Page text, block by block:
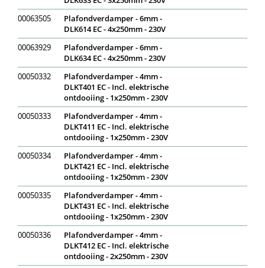
00063505
Plafondverdamper - 6mm -
DLK614 EC - 4x250mm - 230V
00063929
Plafondverdamper - 6mm -
DLK634 EC - 4x250mm - 230V
00050332
Plafondverdamper - 4mm -
DLKT401 EC - Incl. elektrische
ontdooiing - 1x250mm - 230V
00050333
Plafondverdamper - 4mm -
DLKT411 EC - Incl. elektrische
ontdooiing - 1x250mm - 230V
00050334
Plafondverdamper - 4mm -
DLKT421 EC - Incl. elektrische
ontdooiing - 1x250mm - 230V
00050335
Plafondverdamper - 4mm -
DLKT431 EC - Incl. elektrische
ontdooiing - 1x250mm - 230V
00050336
Plafondverdamper - 4mm -
DLKT412 EC - Incl. elektrische
ontdooiing - 2x250mm - 230V